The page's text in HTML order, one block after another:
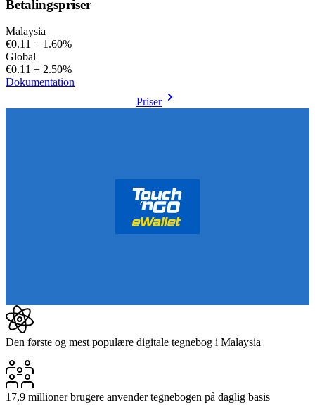
Betalingspriser
Malaysia
€0.11 + 1.60%
Global
€0.11 + 2.50%
Dokumentation
Priser
Den første og mest populære digitale tegnebog i Malaysia
17,9 millioner brugere anvender tegnebogen på daglig basis